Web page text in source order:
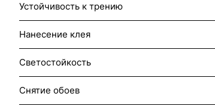
Устойчивость к трению
Нанесение клея
Светостойкость
Снятие обоев